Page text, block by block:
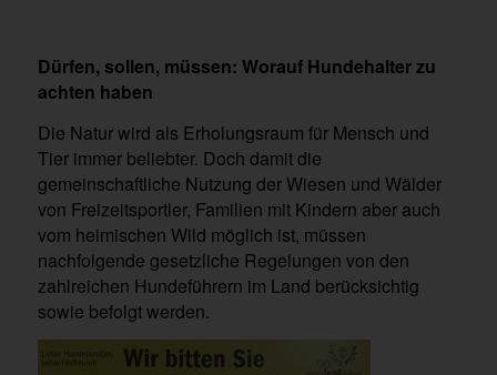
Dürfen, sollen, müssen: Worauf Hundehalter zu
achten haben
Die Natur wird als Erholungsraum für Mensch und
Tier immer beliebter. Doch damit die
gemeinschaftliche Nutzung der Wiesen und Wälder
von Freizeitsportler, Familien mit Kindern aber auch
vom heimischen Wild möglich ist, müssen
nachfolgende gesetzliche Regelungen von den
zahlreichen Hundeführern im Land berücksichtig
sowie befolgt werden.